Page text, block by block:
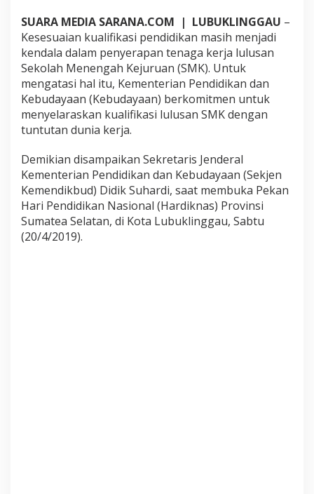
a
n
u
a
l
i
t
a
s
u
l
u
s
a
n
SUARA MEDIA SARANA.COM | LUBUKLINGGAU –
Kesesuaian kualifikasi pendidikan masih menjadi
kendala dalam penyerapan tenaga kerja lulusan
Sekolah Menengah Kejuruan (SMK). Untuk
mengatasi hal itu, Kementerian Pendidikan dan
Kebudayaan (Kebudayaan) berkomitmen untuk
menyelaraskan kualifikasi lulusan SMK dengan
tuntutan dunia kerja.
Demikian disampaikan Sekretaris Jenderal
Kementerian Pendidikan dan Kebudayaan (Sekjen
Kemendikbud) Didik Suhardi, saat membuka Pekan
Hari Pendidikan Nasional (Hardiknas) Provinsi
Sumatea Selatan, di Kota Lubuklinggau, Sabtu
(20/4/2019).